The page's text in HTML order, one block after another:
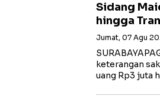
Sidang
hingga
Jumat, 07 Agu
keterangan
uang Rp3 juta